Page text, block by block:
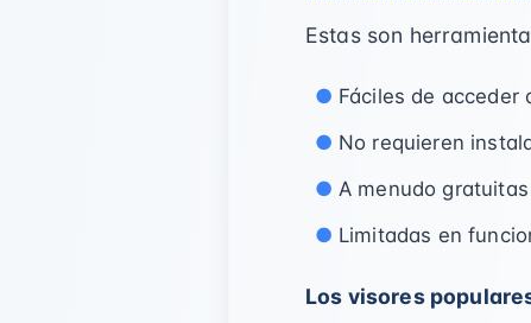
Estas son
Fáciles de acceder
No requieren
A menudo
Limitadas en
Los visores